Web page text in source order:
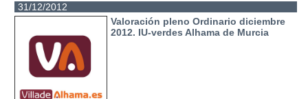
31/12/2012
Valoración pleno Ordinario diciembre
2012. IU-verdes Alhama de Murcia